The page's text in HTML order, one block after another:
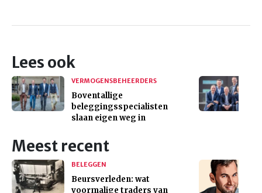
Lees ook
VERMOGENSBEHEERDERS
Boventallige
beleggingsspecialisten
slaan eigen weg in
Meest recent
BELEGGEN
Beursverleden: wat
voormalige traders van